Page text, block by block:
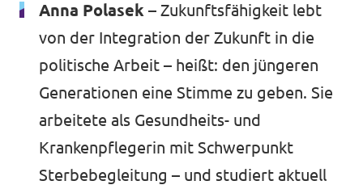
Anna Polasek – Zukunftsfähigkeit lebt
von der Integration der Zukunft in die
politische Arbeit – heißt: den jüngeren
Generationen eine Stimme zu geben. Sie
arbeitete als Gesundheits- und
Krankenpflegerin mit Schwerpunkt
Sterbebegleitung – und studiert aktuell